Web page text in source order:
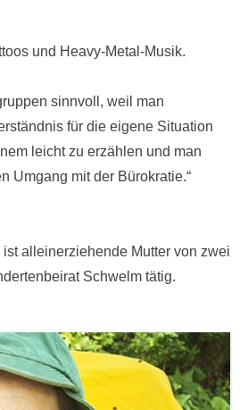
und Heavy-Metal-Musik.
sinnvoll, weil man
für die eigene Situation
leicht zu erzählen und man
Umgang mit der Bürokratie.“
alleinerziehende Mutter von zwei
Schwelm tätig.